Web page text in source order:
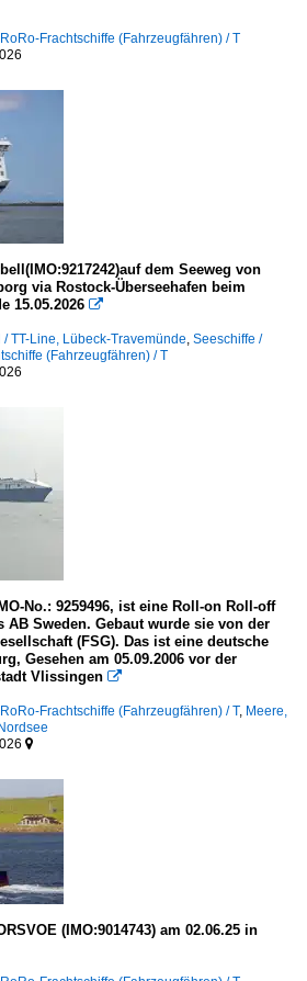
Frachtschiffe (Fahrzeugfähren) / T
dem Seeweg von
via Rostock-Überseehafen beim
15.05.2026 
TT-Line, Lübeck-Travemünde, Seeschiffe /
(Fahrzeugfähren) / T
No.: 9259496, ist eine Roll-on Roll-off
AB Sweden. Gebaut wurde sie von der
(FSG). Das ist eine deutsche
Gesehen am 05.09.2006 vor der
Vlissingen 
Frachtschiffe (Fahrzeugfähren) / T, Meere,

(IMO:9014743) am 02.06.25 in